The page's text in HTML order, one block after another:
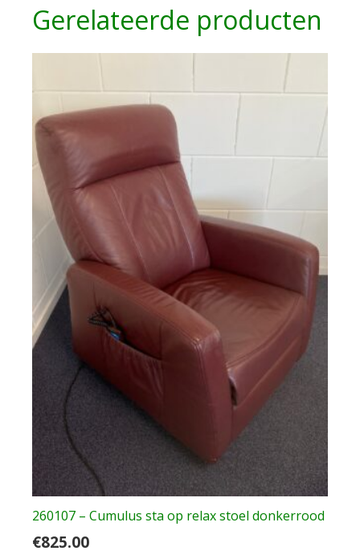
Gerelateerde producten
260107 – Cumulus sta op relax stoel donkerrood
€825.00